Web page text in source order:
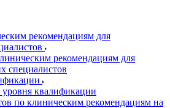
рекомендациям для
рекомендациям для
специалистов
квалификации
по клиническим рекомендациям на